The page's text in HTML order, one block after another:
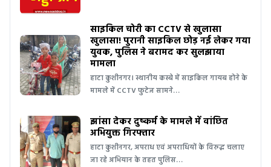
साइकिल चोरी का CCTV से खुलासा
खुलासा! पुरानी साइकिल छोड़ नई लेकर गया
युवक, पुलिस ने बरामद कर सुलझाया
मामला
हाटा कुशीनगर। स्थानीय कस्बे में साइकिल गायब होने के
मामले में CCTV फुटेज सामने…
झांसा देकर दुष्कर्म के मामले में वांछित
अभियुक्त गिरफ्तार
हाटा कुशीनगर, अपराध एवं अपराधियों के विरुद्ध चलाए
जा रहे अभियान के तहत पुलिस…